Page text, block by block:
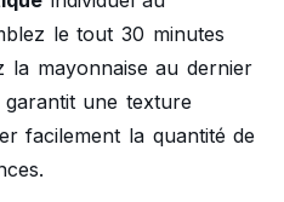
le tout 30 minutes
la mayonnaise au dernier
une texture
facilement la quantité de